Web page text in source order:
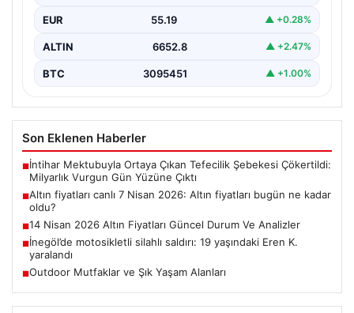
EUR 55.19 ▲ +0.28%
ALTIN 6652.8 ▲ +2.47%
BTC 3095451 ▲ +1.00%
Son Eklenen Haberler
■İntihar Mektubuyla Ortaya Çıkan Tefecilik Şebekesi Çökertildi:
Milyarlık Vurgun Gün Yüzüne Çıktı
■Altın fiyatları canlı 7 Nisan 2026: Altın fiyatları bugün ne kadar
oldu?
■14 Nisan 2026 Altın Fiyatları Güncel Durum Ve Analizler
■İnegöl’de motosikletli silahlı saldırı: 19 yaşındaki Eren K.
yaralandı
■Outdoor Mutfaklar ve Şık Yaşam Alanları